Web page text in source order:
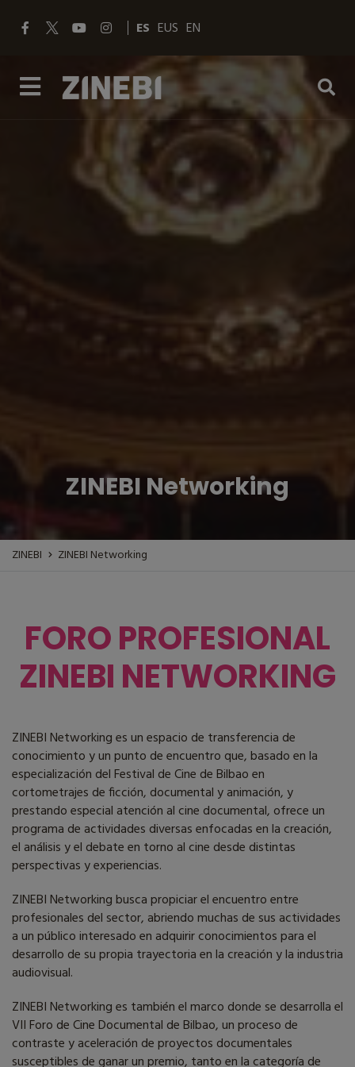
ES EUS EN
ZINEBI Networking
ZINEBI ZINEBI Networking
FORO PROFESIONAL
ZINEBI NETWORKING
ZINEBI Networking es un espacio de transferencia de
conocimiento y un punto de encuentro que, basado en la
especialización del Festival de Cine de Bilbao en
cortometrajes de ficción, documental y animación, y
prestando especial atención al cine documental, ofrece un
programa de actividades diversas enfocadas en la creación,
el análisis y el debate en torno al cine desde distintas
perspectivas y experiencias.
ZINEBI Networking busca propiciar el encuentro entre
profesionales del sector, abriendo muchas de sus actividades
a un público interesado en adquirir conocimientos para el
desarrollo de su propia trayectoria en la creación y la industria
audiovisual.
ZINEBI Networking es también el marco donde se desarrolla el
VII Foro de Cine Documental de Bilbao, un proceso de
contraste y aceleración de proyectos documentales
susceptibles de ganar un premio, tanto en la categoría de